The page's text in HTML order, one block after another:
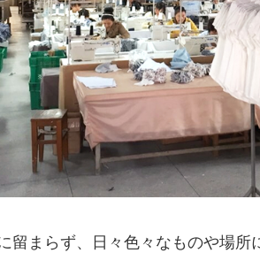
留まらず、日々色々なものや場所